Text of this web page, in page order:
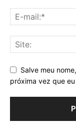
Salve meu
próxima vez que